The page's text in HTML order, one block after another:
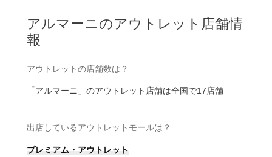
アルマーニのアウトレット店舗情
報
アウトレットの店舗数は？
「アルマーニ」のアウトレット店舗は全国で17店舗
出店しているアウトレットモールは？
プレミアム・アウトレット